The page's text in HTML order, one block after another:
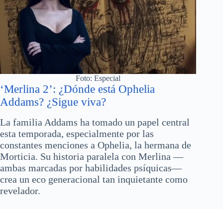
Foto: Especial
‘Merlina 2’: ¿Dónde está Ophelia
Addams? ¿Sigue viva?
La familia Addams ha tomado un papel central
esta temporada, especialmente por las
constantes menciones a Ophelia, la hermana de
Morticia. Su historia paralela con Merlina —
ambas marcadas por habilidades psíquicas—
crea un eco generacional tan inquietante como
revelador.